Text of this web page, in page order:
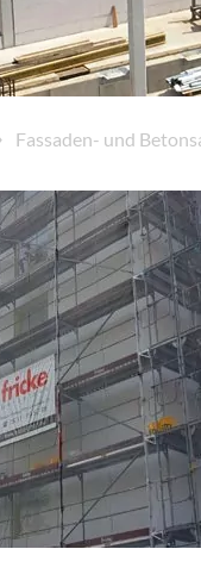
Fassaden- und